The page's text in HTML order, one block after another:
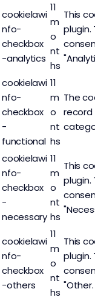
cookielawi
nfo-
checkbox
-analytics
11
m
o
nt
hs
This
cookielawi
nfo-
checkbox
-
functional
11
m
o
nt
hs
The
record
cookielawi
nfo-
checkbox
-
necessary
11
m
o
nt
hs
This
cookielawi
nfo-
checkbox
-others
11
m
o
nt
hs
This
"Other.